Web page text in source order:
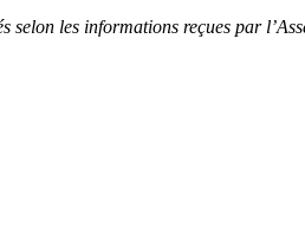
selon les informations reçues par